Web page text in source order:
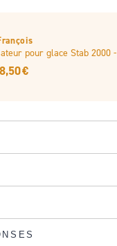
pour glace Stab 2000
8,50 €